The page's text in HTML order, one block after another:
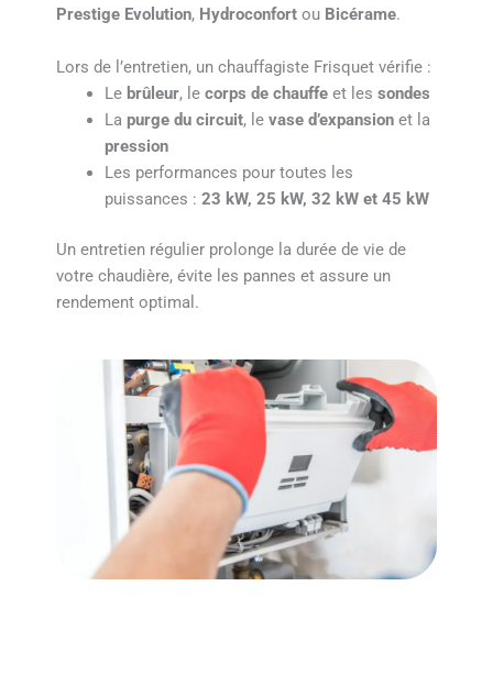
Prestige Evolution, Hydroconfort ou Bicérame.
Lors de l’entretien, un chauffagiste Frisquet vérifie :
Le brûleur, le corps de chauffeet les sondes
La purge du circuit, le vase d’expansionet la
pression
Les performances pour toutes les
puissances : 23 kW, 25 kW, 32 kW et 45 kW
Un entretien régulier prolonge la durée de vie de
votre chaudière, évite les pannes et assure un
rendement optimal.